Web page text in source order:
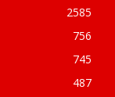
2585
756
745
487